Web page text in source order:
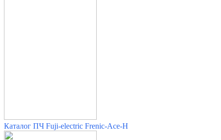
Каталог ПЧ Fuji-electric Frenic-Ace-H